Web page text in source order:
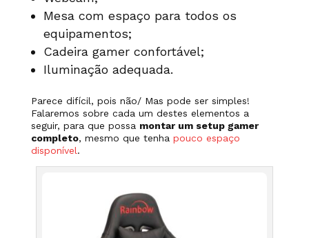
Mesa com espaço para todos os
equipamentos;
Cadeira gamer confortável;
Iluminação adequada.
Parece difícil, pois não/ Mas pode ser simples!
Falaremos sobre cada um destes elementos a
seguir, para que possa montar um setup gamer
completo, mesmo que tenha pouco espaço
disponível.